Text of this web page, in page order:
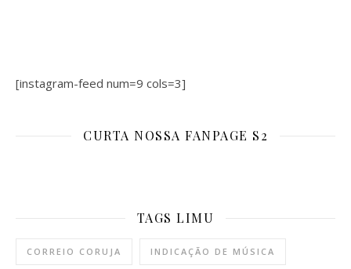
[instagram-feed num=9 cols=3]
CURTA NOSSA FANPAGE S2
TAGS LIMU
CORREIO CORUJA INDICAÇÃO DE MÚSICA